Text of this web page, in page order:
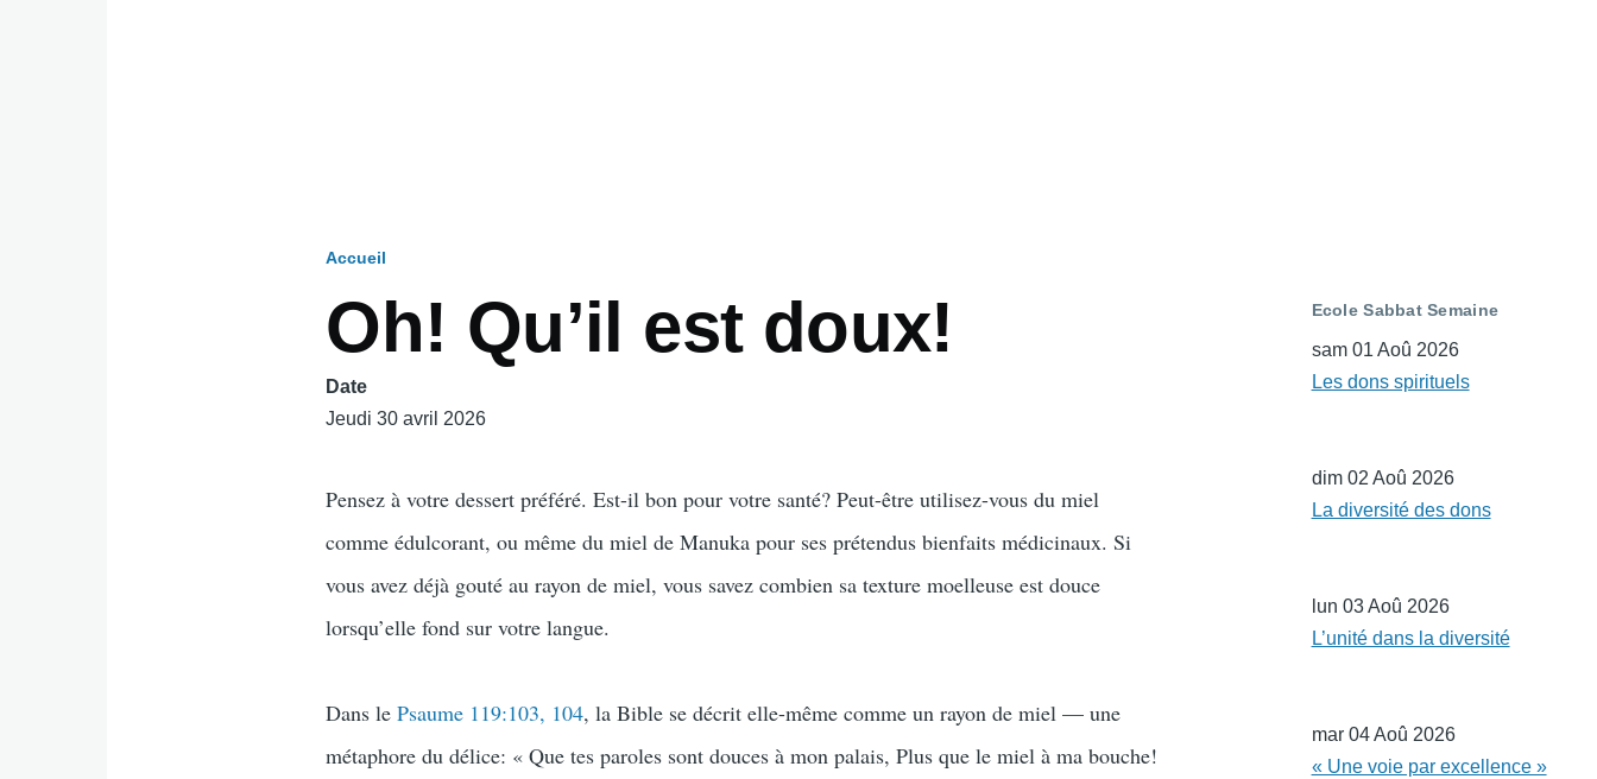
d'Ariane
Accueil
Oh! Qu’il est doux!
Date
Jeudi 30 avril 2026
Pensez à votre dessert préféré. Est-il bon pour votre santé? Peut-être utilisez-vous du miel
comme édulcorant, ou même du miel de Manuka pour ses prétendus bienfaits médicinaux. Si
vous avez déjà gouté au rayon de miel, vous savez combien sa texture moelleuse est douce
lorsqu’elle fond sur votre langue.
Dans lePsaume 119:103, 104, la Bible se décrit elle-même comme un rayon de miel — une
métaphore du délice: « Que tes paroles sont douces à mon palais, Plus que le miel à ma bouche!
Ecole Sabbat Semaine
sam 01 Aoû 2026
Les dons spirituels
dim 02 Aoû 2026
La diversité des dons
lun 03 Aoû 2026
L’unité dans la diversité
mar 04 Aoû 2026
« Une voie par excellence »